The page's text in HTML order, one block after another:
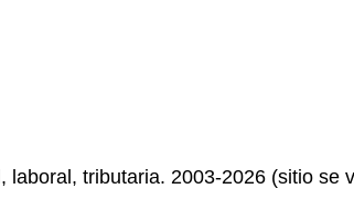
tributaria. 2003-2026 (sitio se